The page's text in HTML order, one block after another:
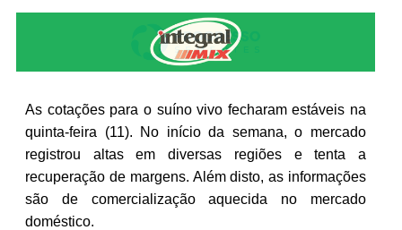
As cotações para o suíno vivo fecharam estáveis na
quinta-feira (11). No início da semana, o mercado
registrou altas em diversas regiões e tenta a
recuperação de margens. Além disto, as informações
são de comercialização aquecida no mercado
doméstico.